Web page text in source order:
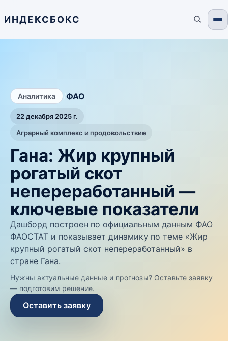
ИНДЕКСБОКС
Аналитика ФАО
22 декабря 2025 г.
Аграрный комплекс и продовольствие
Гана: Жир крупный
рогатый скот
непереработанный —
ключевые показатели
Дашборд построен по официальным данным ФАО
ФАОСТАТ и показывает динамику по теме «Жир
крупный рогатый скот непереработанный» в
стране Гана.
Нужны актуальные данные и прогнозы? Оставьте заявку
— подготовим решение.
Оставить заявку